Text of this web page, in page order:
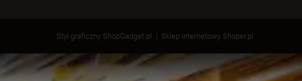
Styl graficzny ShopGadget.pl Sklep internetowy Shoper.pl